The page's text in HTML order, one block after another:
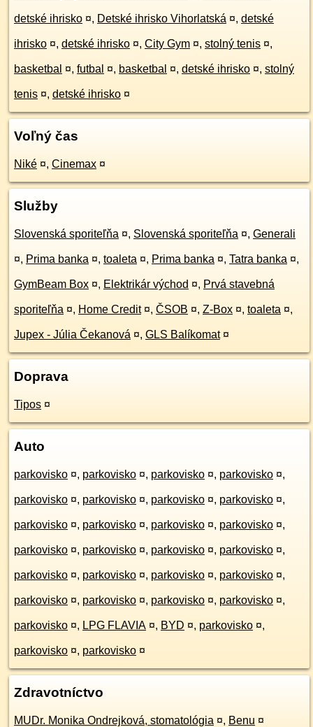
detské ihrisko ¤, Detské ihrisko Vihorlatská ¤, detské
ihrisko ¤, detské ihrisko ¤, City Gym ¤, stolný tenis ¤,
basketbal ¤, futbal ¤, basketbal ¤, detské ihrisko ¤, stolný
tenis ¤, detské ihrisko ¤
Voľný čas
Niké ¤, Cinemax ¤
Služby
Slovenská sporiteľňa ¤, Slovenská sporiteľňa ¤, Generali
¤, Prima banka ¤, toaleta ¤, Prima banka ¤, Tatra banka ¤,
GymBeam Box ¤, Elektrikár východ ¤, Prvá stavebná
sporiteľňa ¤, Home Credit ¤, ČSOB ¤, Z-Box ¤, toaleta ¤,
Jupex - Júlia Čekanová ¤, GLS Balíkomat ¤
Doprava
Tipos ¤
Auto
parkovisko ¤, parkovisko ¤, parkovisko ¤, parkovisko ¤,
parkovisko ¤, parkovisko ¤, parkovisko ¤, parkovisko ¤,
parkovisko ¤, parkovisko ¤, parkovisko ¤, parkovisko ¤,
parkovisko ¤, parkovisko ¤, parkovisko ¤, parkovisko ¤,
parkovisko ¤, parkovisko ¤, parkovisko ¤, parkovisko ¤,
parkovisko ¤, parkovisko ¤, parkovisko ¤, parkovisko ¤,
parkovisko ¤, LPG FLAVIA ¤, BYD ¤, parkovisko ¤,
parkovisko ¤, parkovisko ¤
Zdravotníctvo
MUDr. Monika Ondrejková, stomatológia ¤, Benu ¤